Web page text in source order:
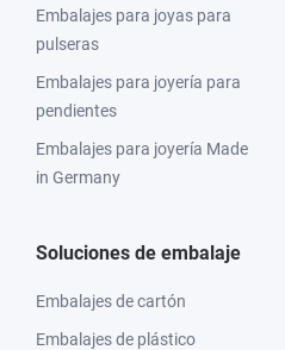
Embalajes para joyas para
pulseras
Embalajes para joyería para
pendientes
Embalajes para joyería Made
in Germany
Soluciones de embalaje
Embalajes de cartón
Embalajes de plástico